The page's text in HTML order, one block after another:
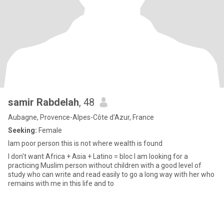
samir Rabdelah, 48
Aubagne, Provence-Alpes-Côte d'Azur, France
Seeking: Female
Iam poor person this is not where wealth is found
I don't want Africa + Asia + Latino = bloc I am looking for a
practicing Muslim person without children with a good level of
study who can write and read easily to go a long way with her who
remains with me in this life and to